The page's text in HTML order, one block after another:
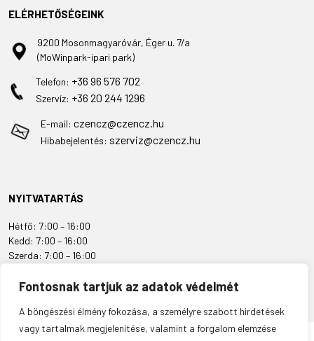
Fontosnak tartjuk az adatok védelmét
A böngészési élmény fokozása, a személyre szabott hirdetések
vagy tartalmak megjelenítése, valamint a forgalom elemzése
ELÉRHETŐSÉGEINK
9200 Mosonmagyaróvár, Éger u. 7/a
(MoWinpark-ipari park)
Telefon: +36 96 576 702
Szervíz: +36 20 244 1296
E-mail: czencz@czencz.hu
Hibabejelentés: szerviz@czencz.hu
NYITVATARTÁS
Hétfő: 7:00 – 16:00
Kedd: 7:00 – 16:00
Szerda: 7:00 – 16:00
Péntek: 7:00 – 16:00
Vasárnap: ZÁRVA